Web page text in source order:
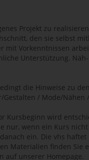
Projekt zu
den sie selbst
mit Vorkenntnissen
Unterstützung.
die Hinweise zu
Gestalten / Mode/Nähen
Kursbeginn wird
nur, wenn ein Kurs
ein. Die vhs
Materialien finden Sie
auf unserer Homepage.